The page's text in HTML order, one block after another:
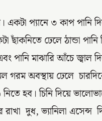
প্যানে ৩ কাপ পানি
ঢেলে ঠান্ডা
পানি মাঝারি আঁচে
গরম অবস্থায় ঢেলে
হব। চিনি দিয়ে
রাখা দুধ, ভ্যানিলা